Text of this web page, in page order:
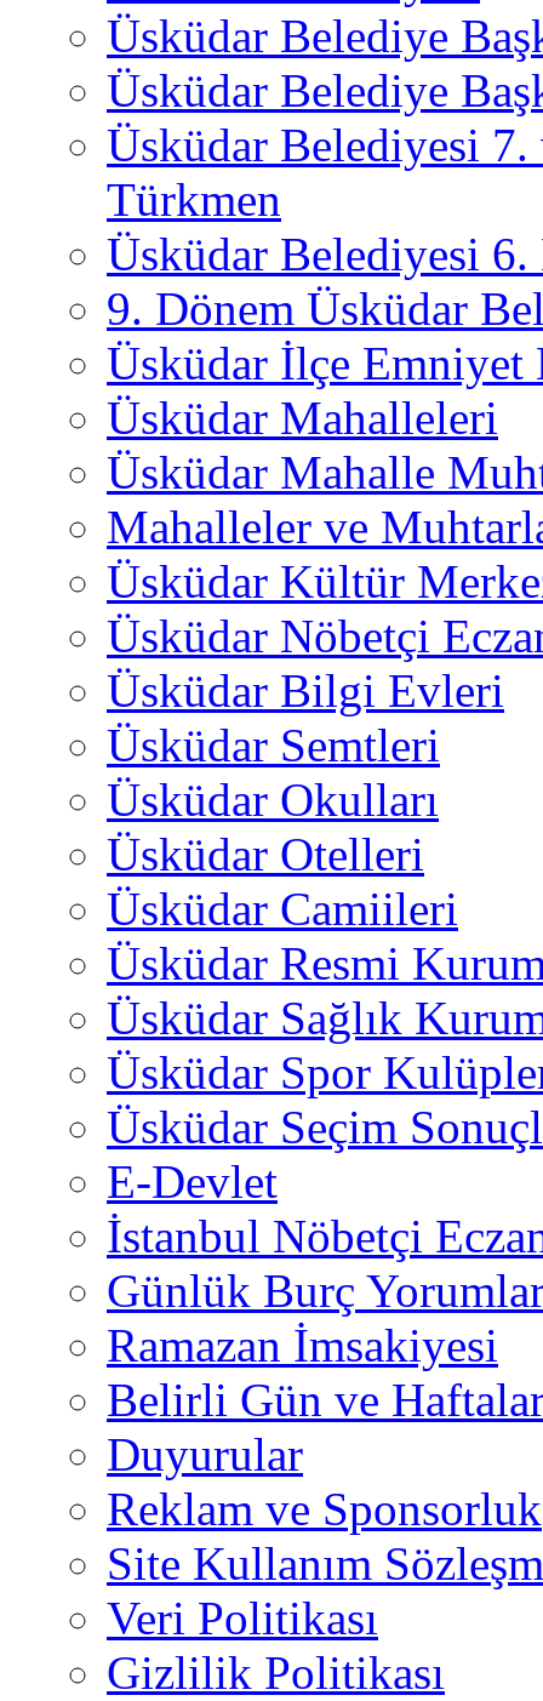
Üsküdar Belediye
Üsküdar Belediye
Üsküdar Belediyesi
Türkmen
Üsküdar Belediyesi 6.
9. Dönem Üsküdar
Üsküdar İlçe
Üsküdar Mahalleleri
Üsküdar Mahalle
Mahalleler ve
Üsküdar Kültür
Üsküdar Nöbetçi
Üsküdar Bilgi Evleri
Üsküdar Semtleri
Üsküdar Okulları
Üsküdar Otelleri
Üsküdar Camiileri
Üsküdar Resmi
Üsküdar Sağlık
Üsküdar Spor
Üsküdar Seçim
E-Devlet
İstanbul Nöbetçi
Günlük Burç
Ramazan İmsakiyesi
Belirli Gün ve
Duyurular
Reklam ve Sponsorluk
Site Kullanım
Veri Politikası
Gizlilik Politikası